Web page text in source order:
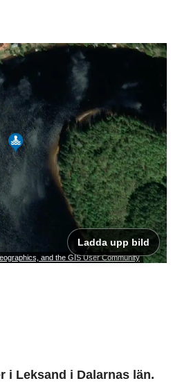
and the GIS User Community
Ladda upp bild
i Leksand i Dalarnas län.